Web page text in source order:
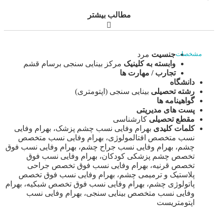
مطالب بیشتر
مشخصاتجنسیت مرد
وابسته به کلینیک مرکز بینایی سنجی برسام قشم
تجارب / مهارت ها
دانشگاه
رشته تحصیلی بینایی سنجی (اپتومتری)
گواهینامه ها
پست های مدیریتی
مقطع تحصیلی کارشناسی
کلمات کلیدی بهرام وفایی نسب چشم پزشک، بهرام وفایی
نسب متخصص افتالمولوژی، بهرام وفایی نسب متخصص
چشم، بهرام وفایی نسب جراح چشم، بهرام وفایی نسب فوق
تخصص چشم پزشکی کودکان، بهرام وفایی نسب فوق
تخصص قرنیه، بهرام وفایی نسب فوق تخصص جراحی
پلاستیک و ترمیمی چشم، بهرام وفایی نسب فوق تخصص
پاتولوژی چشم، بهرام وفایی نسب فوق تخصص شبکیه، بهرام
وفایی نسب متخصص بینایی سنجی، بهرام وفایی نسب
اپتومتریست